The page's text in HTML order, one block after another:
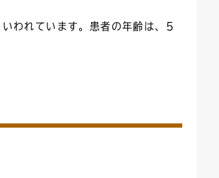
ンダー
まつ
われています。患者の年齢は、5